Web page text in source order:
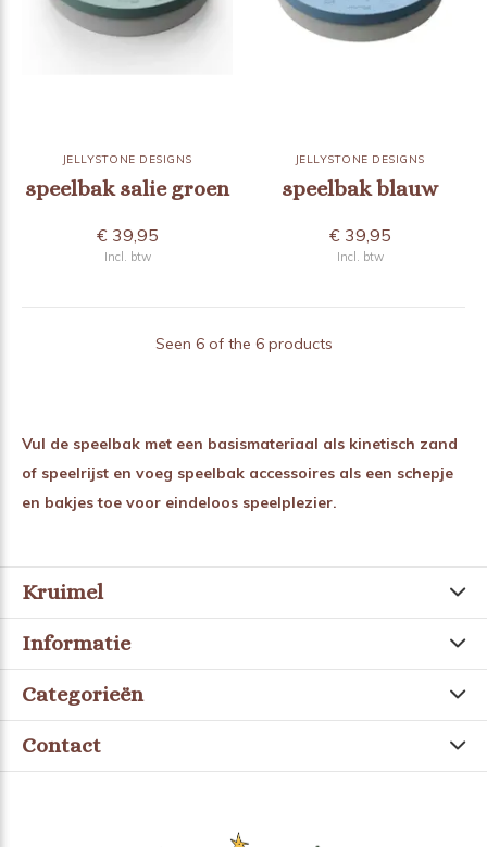
JELLYSTONE DESIGNS
speelbak salie groen
€ 39,95
Incl. btw
JELLYSTONE DESIGNS
speelbak blauw
€ 39,95
Incl. btw
Seen 6 of the 6 products
Vul de speelbak met een basismateriaal als kinetisch zand
of speelrijst en voeg speelbak accessoires als een schepje
en bakjes toe voor eindeloos speelplezier.
Kruimel
Informatie
Categorieën
Contact